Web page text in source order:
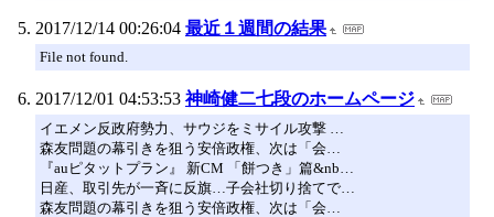
2017/12/14 00:26:04 最近１週間の結果
File not found.
2017/12/01 04:53:53 神崎健二七段のホームページ
イエメン反政府勢力、サウジをミサイル攻撃 …
森友問題の幕引きを狙う安倍政権、次は「会…
『auピタットプラン』 新CM 「餅つき」篇&nb…
日産、取引先が一斉に反旗…子会社切り捨てで…
森友問題の幕引きを狙う安倍政権、次は「会…